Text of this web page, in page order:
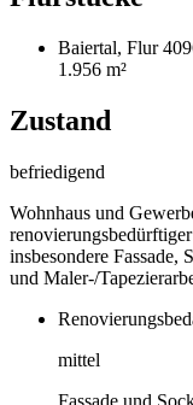
Baiertal, Flur
1.956 m²
Zustand
befriedigend
Wohnhaus und
insbesondere Fassade,
und Maler-/
mittel
Fassade und